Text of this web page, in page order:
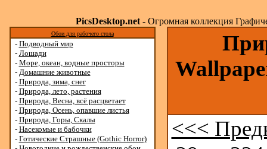
PicsDesktop.net- Огромная коллекция
Обои для рабочего стола
- Подводный мир
- Лошади
- Море, океан, водные просторы
- Домашние животные
- Природа, зима, снег
- Природа, лето, растения
- Природа, Весна, всё расцветает
- Природа, Осень, опавшие листья
- Природа, Горы, Скалы
- Насекомые и бабочки
- Готические Страшные (Gothic Horror)
<<<